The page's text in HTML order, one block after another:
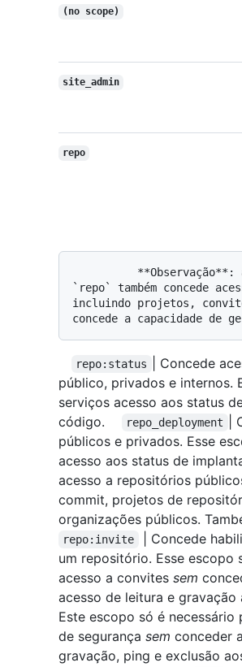
(no scope)
site_admin
repo
`repo` também concede
incluindo projetos,
repo:status
| Concede
público, privados e internos.
serviços acesso aos status
código.
repo_deployment
públicos e privados. Esse
acesso aos status de
acesso a repositórios
commit, projetos de
organizações públicos.
repo:invite
| Concede
um repositório. Esse escopo
acesso a convites sem
acesso de leitura e gravação
Este escopo só é
de segurança sem conceder
gravação, ping e exclusão